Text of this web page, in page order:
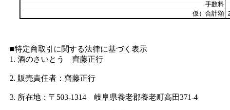
手数料
仮）合計額
■特定商取引に関する法律に基づく表示
1. 酒のさいとう 齊藤正行
2. 販売責任者：齊藤正行
3. 所在地：〒503-1314 岐阜県養老郡養老町高田371-4